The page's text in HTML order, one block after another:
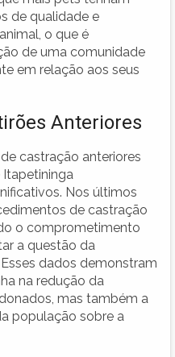
de qualidade e
o que é
de uma comunidade
em relação aos seus
Anteriores
castração anteriores
Nos últimos
de castração
o comprometimento
a questão da
dados demonstram
na redução da
mas também a
população sobre a